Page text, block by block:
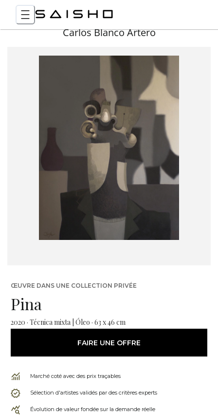
Carlos Blanco Artero
ŒUVRE DANS UNE COLLECTION PRIVÉE
Pina
2020 · Técnica mixta | Óleo · 63 x 46 cm
FAIRE UNE OFFRE
Marché coté avec des prix traçables
Sélection d'artistes validés par des critères experts
Évolution de valeur fondée sur la demande réelle